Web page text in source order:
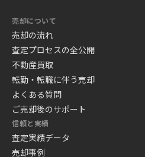
売却について
売却の流れ
査定プロセスの全公開
不動産買取
転勤・転職に伴う売却
よくある質問
ご売却後のサポート
信頼と実績
査定実績データ
売却事例